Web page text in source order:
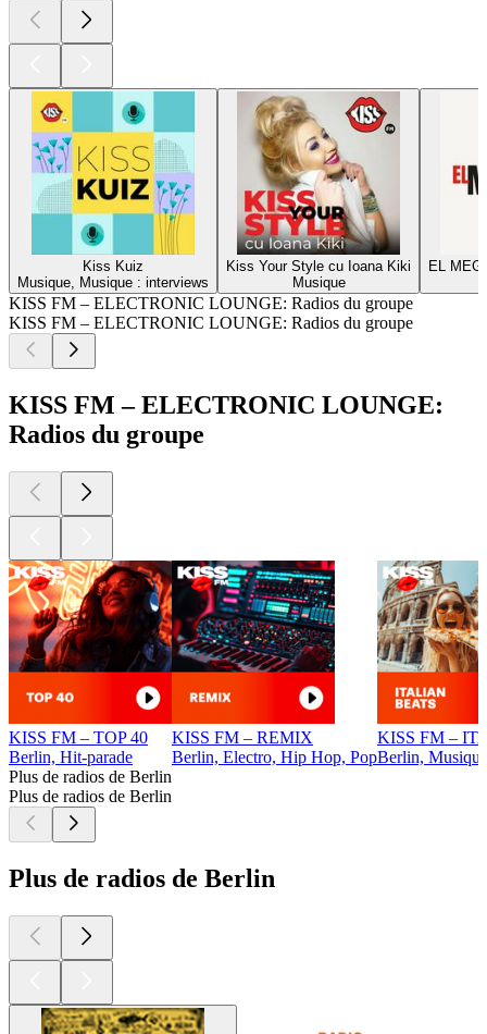
Kiss Kuiz
Musique, Musique : interviews
Kiss Your Style cu Ioana Kiki
Musique
EL
KISS FM – ELECTRONIC LOUNGE: Radios du groupe
KISS FM – ELECTRONIC LOUNGE: Radios du groupe
KISS FM – ELECTRONIC LOUNGE:
Radios du groupe
KISS FM – TOP 40
Berlin, Hit-parade
KISS FM – REMIX
Berlin, Electro, Hip Hop, Pop
KISS FM –
Berlin,
Plus de radios de Berlin
Plus de radios de Berlin
Plus de radios de Berlin